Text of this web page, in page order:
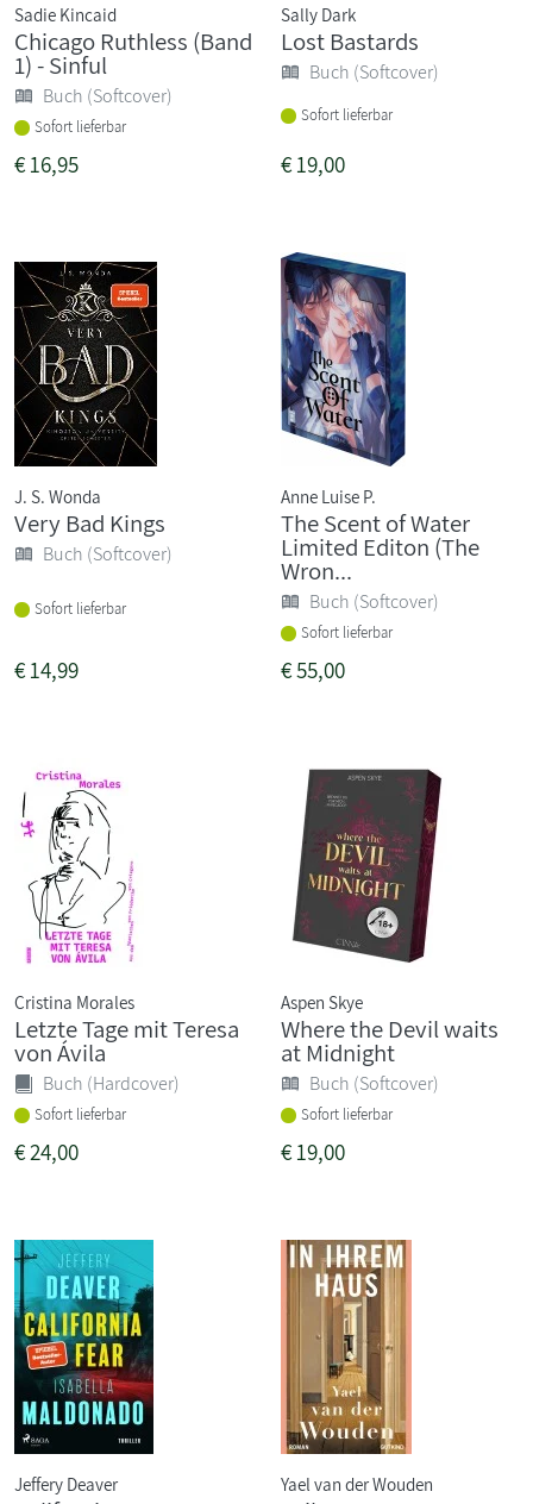
Sadie Kincaid
Chicago Ruthless (Band
1) - Sinful
Buch (Softcover)
Sofort lieferbar
€16,95
Sally Dark
Lost Bastards
Buch (Softcover)
Sofort lieferbar
€19,00
J. S. Wonda
Very Bad Kings
Buch (Softcover)
Sofort lieferbar
€14,99
Anne Luise P.
The Scent of Water
Limited Editon (The
Wron...
Buch (Softcover)
Sofort lieferbar
€55,00
Cristina Morales
Letzte Tage mit Teresa
von Ávila
Buch (Hardcover)
Sofort lieferbar
€24,00
Aspen Skye
Where the Devil waits
at Midnight
Buch (Softcover)
Sofort lieferbar
€19,00
Jeffery Deaver Yael van der Wouden